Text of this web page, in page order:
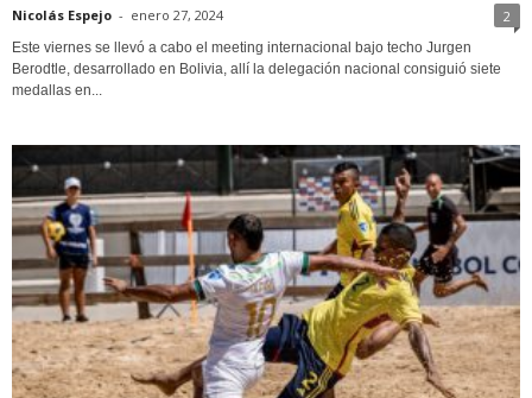
Nicolás Espejo - enero 27, 2024 2
Este viernes se llevó a cabo el meeting internacional bajo techo Jurgen
Berodtle, desarrollado en Bolivia, allí la delegación nacional consiguió siete
medallas en...